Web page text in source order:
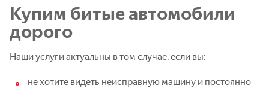
Купим битые автомобили
дорого
Наши услуги актуальны в том случае, если вы:
не хотите видеть неисправную машину и постоянно